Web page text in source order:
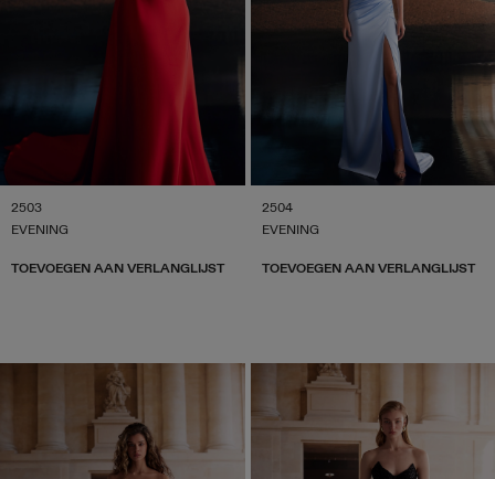
2503
EVENING
TOEVOEGEN AAN VERLANGLIJST
2504
EVENING
TOEVOEGEN AAN VERLANGLIJST